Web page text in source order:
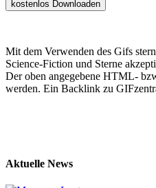
Mit dem Verwenden des Gifs
Science-Fiction und Sterne
Der oben angegebene HTML-
werden. Ein Backlink zu
Aktuelle News